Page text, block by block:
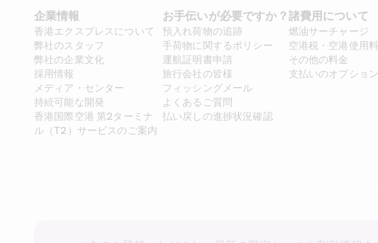
企業情報
香港エクスプレスについて
弊社のスタッフ
弊社の企業文化
採用情報
メディア・センター
持続可能な開発
香港国際空港 第2ターミナ
ル（T2）サービスのご案内
お手伝いが必要ですか？
預入れ荷物の追跡
手荷物に関するポリシー
運航証明書申請
旅行会社の皆様
フィッシングメール
よくあるご質問
払い戻しの進捗状況確認
諸費用について
燃油サーチャージ
空港税・空港使用料
その他の料金
支払いのオプション